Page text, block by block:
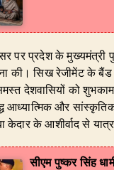
पर प्रदेश के मुख्यमंत्री
की। सिख रेजीमेंट के
देशवासियों को
आध्यात्मिक और सांस्कृतिक
केदार के आशीर्वाद से
सीएम पुष्कर सिंह